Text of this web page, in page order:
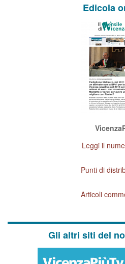
Edicola
Leggi il
Punti di
Articoli
Gli altri siti del